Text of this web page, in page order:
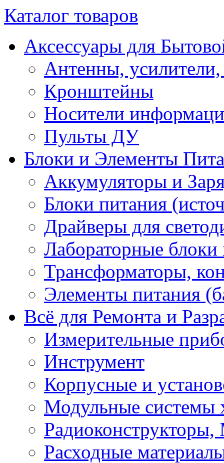
Каталог товаров
Аксессуары для
Антенны, усилители,
Кронштейны
Носители
Пульты ДУ
Блоки и Элементы
Аккумуляторы и
Блоки питания
Драйверы для
Лабораторные блоки
Трансформаторы,
Элементы питания
Всё для Ремонта и
Измерительные
Инструмент
Корпусные и
Модульные системы
Расходные